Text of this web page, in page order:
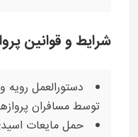
شرایط و قوانین
دستورالعمل
توسط مسافران
حمل مایعات